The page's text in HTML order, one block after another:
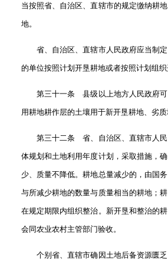
当按照省、自治区、直辖市的规定缴纳耕
地。
省、自治区、直辖市人民政府应当制定
的单位按照计划开垦耕地或者按照计划组织
第三十一条 县级以上地方人民政府可
用耕地耕作层的土壤用于新开垦耕地、劣
第三十二条 省、自治区、直辖市人民
体规划和土地利用年度计划，采取措施，
少、质量不降低。耕地总量减少的，由国
与所减少耕地的数量与质量相当的耕地；
在规定期限内组织整治。新开垦和整治的
会同农业农村主管部门验收。
个别省、直辖市确因土地后备资源匮乏